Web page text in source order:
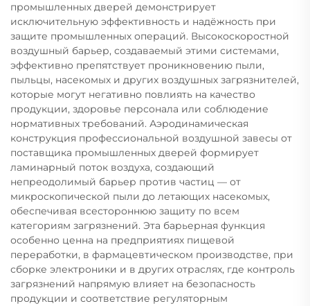
промышленных дверей демонстрирует
исключительную эффективность и надёжность при
защите промышленных операций. Высокоскоростной
воздушный барьер, создаваемый этими системами,
эффективно препятствует проникновению пыли,
пыльцы, насекомых и других воздушных загрязнителей,
которые могут негативно повлиять на качество
продукции, здоровье персонала или соблюдение
нормативных требований. Аэродинамическая
конструкция профессиональной воздушной завесы от
поставщика промышленных дверей формирует
ламинарный поток воздуха, создающий
непреодолимый барьер против частиц — от
микроскопической пыли до летающих насекомых,
обеспечивая всестороннюю защиту по всем
категориям загрязнений. Эта барьерная функция
особенно ценна на предприятиях пищевой
переработки, в фармацевтическом производстве, при
сборке электроники и в других отраслях, где контроль
загрязнений напрямую влияет на безопасность
продукции и соответствие регуляторным